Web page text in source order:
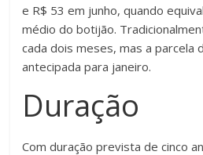
e R$ 53 em junho, quando
médio do botijão.
cada dois meses, mas a parcela
antecipada para janeiro.
Duração
Com duração prevista de cinco